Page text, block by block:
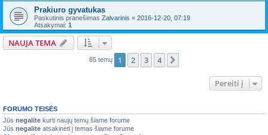
Prakiuro gyvatukas
Paskutinis pranešimas Zalvarinis « 2016-12-20, 07:19
Atsakymai: 1
NAUJA TEMA
85 temų 1 2 3 4
Pereiti į
FORUMO TEISĖS
Jūs negalite kurti naujų temų šiame forume
Jūs negalite atsakinėti į temas šiame forume